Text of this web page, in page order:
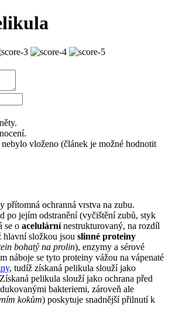
vloženo (článek je možné hodnotit
přítomná ochranná vrstva na zubu.
po jejím odstranění (vyčištění zubů, styk
se o acelulárnínestrukturovaný, na rozdíl
hlavní složkou jsou slinné proteiny
bohatý na prolin), enzymy a sérové
náboje se tyto proteiny vážou na vápenaté
, tudíž získaná pelikula slouží jako
pelikula slouží jako ochrana před
bakteriemi, zároveň ale
kokům) poskytuje snadnější přilnutí k